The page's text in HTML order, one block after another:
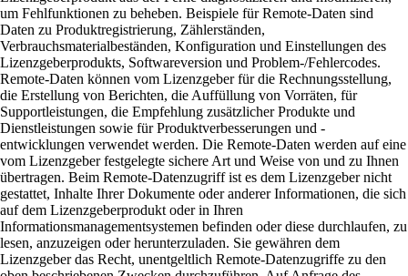
um Fehlfunktionen zu beheben. Beispiele für Remote-Daten sind
Daten zu Produktregistrierung, Zählerständen,
Verbrauchsmaterialbeständen, Konfiguration und Einstellungen des
Lizenzgeberprodukts, Softwareversion und Problem-/Fehlercodes.
Remote-Daten können vom Lizenzgeber für die Rechnungsstellung,
die Erstellung von Berichten, die Auffüllung von Vorräten, für
Supportleistungen, die Empfehlung zusätzlicher Produkte und
Dienstleistungen sowie für Produktverbesserungen und -
entwicklungen verwendet werden. Die Remote-Daten werden auf eine
vom Lizenzgeber festgelegte sichere Art und Weise von und zu Ihnen
übertragen. Beim Remote-Datenzugriff ist es dem Lizenzgeber nicht
gestattet, Inhalte Ihrer Dokumente oder anderer Informationen, die sich
auf dem Lizenzgeberprodukt oder in Ihren
Informationsmanagementsystemen befinden oder diese durchlaufen, zu
lesen, anzuzeigen oder herunterzuladen. Sie gewähren dem
Lizenzgeber das Recht, unentgeltlich Remote-Datenzugriffe zu den